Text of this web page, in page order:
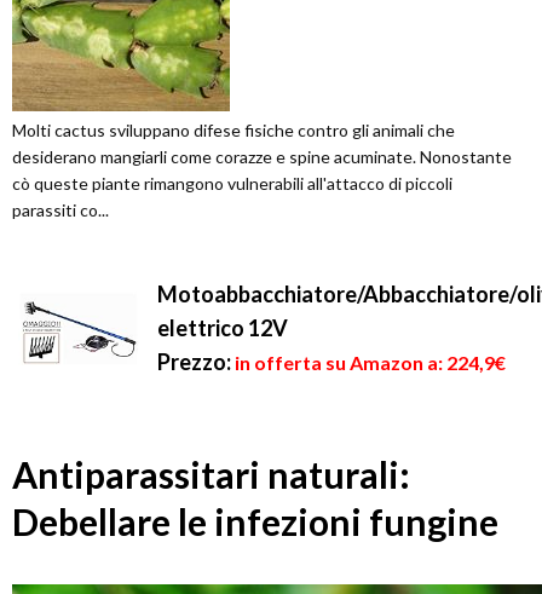
Molti cactus sviluppano difese fisiche contro gli animali che
desiderano mangiarli come corazze e spine acuminate. Nonostante
cò queste piante rimangono vulnerabili all'attacco di piccoli
parassiti co...
Motoabbacchiatore/Abbacchiatore/
elettrico 12V
Prezzo: in offerta su Amazon a: 224,9€
Antiparassitari naturali:
Debellare le infezioni fungine